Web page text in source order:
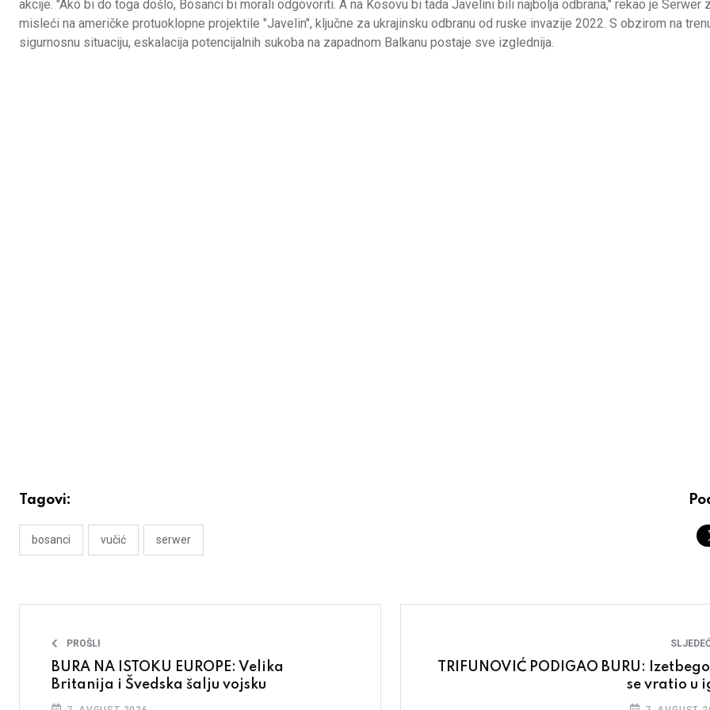
akcije. "Ako bi do toga došlo, Bosanci bi morali odgovoriti. A na Kosovu bi tada Javelini bili najbolja odbrana," rekao je Serwer
misleći na američke protuoklopne projektile "Javelin", ključne za ukrajinsku odbranu od ruske invazije 2022. S obzirom na
sigurnosnu situaciju, eskalacija potencijalnih sukoba na zapadnom Balkanu postaje sve izglednija.
Tagovi:
bosanci vučić serwer
PROŠLI
BURA NA ISTOKU EUROPE: Velika
Britanija i Švedska šalju vojsku
TRIFUNOVIĆ PODIGAO BURU:
se vratio u